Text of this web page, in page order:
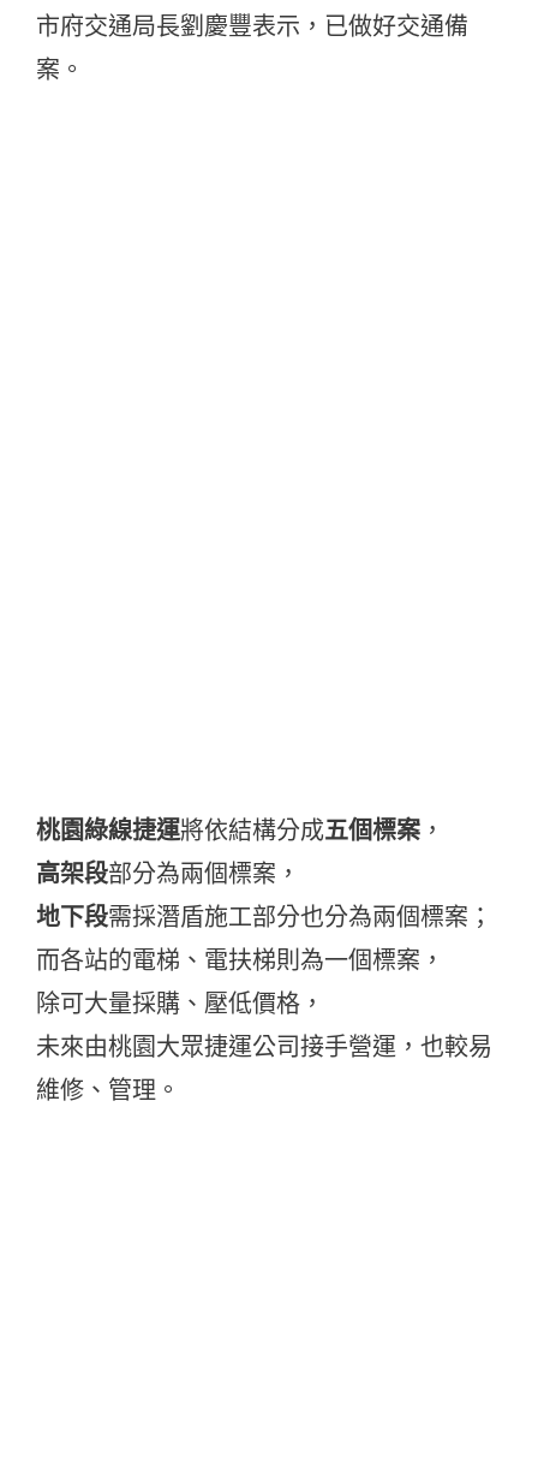
市府交通局長劉慶豐表示，已做好交通備
案。
桃園綠線捷運將依結構分成五個標案 ，
高架段部分為兩個標案，
地下段需採潛盾施工部分也分為兩個標案；
而各站的電梯、電扶梯則為一個標案，
除可大量採購、壓低價格，
未來由桃園大眾捷運公司接手營運，也較易
維修、管理。